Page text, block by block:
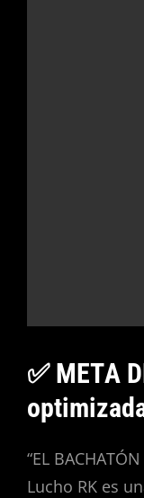
✅ META
“EL
Lucho RK es